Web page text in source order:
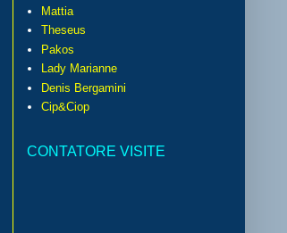
Mattia
Theseus
Pakos
Lady Marianne
Denis Bergamini
Cip&Ciop
CONTATORE VISITE